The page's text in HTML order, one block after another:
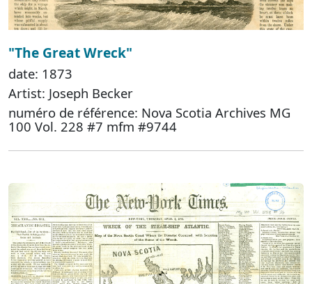
"The Great Wreck"
date: 1873
Artist: Joseph Becker
numéro de référence: Nova Scotia Archives MG
100 Vol. 228 #7 mfm #9744